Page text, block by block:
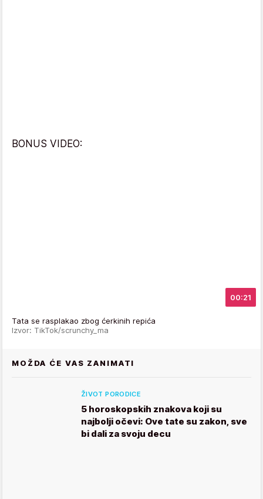
BONUS VIDEO:
00:21
Tata se rasplakao zbog ćerkinih repića
Izvor: TikTok/scrunchy_ma
MOŽDA ĆE VAS ZANIMATI
ŽIVOT PORODICE
5 horoskopskih znakova koji su
najbolji očevi: Ove tate su zakon, sve
bi dali za svoju decu